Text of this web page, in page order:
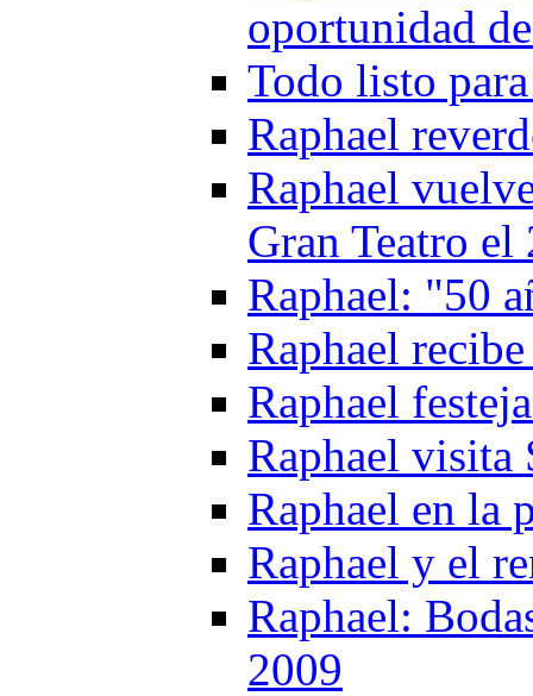
oportunidad
Todo listo
Raphael
Raphael
Gran Teatro
Raphael: "50
Raphael
Raphael
Raphael visita
Raphael en la
Raphael y el
Raphael:
2009